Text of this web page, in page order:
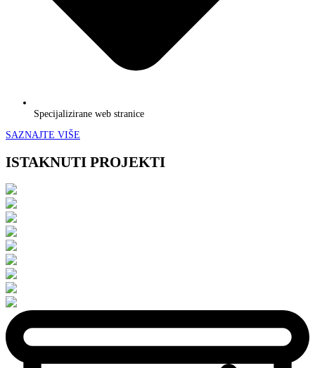
Specijalizirane web stranice
SAZNAJTE VIŠE
ISTAKNUTI PROJEKTI